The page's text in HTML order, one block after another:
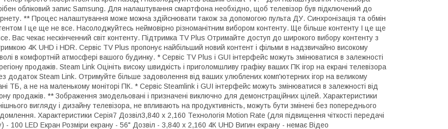
обліковий запис Samsung. Для налаштування смартфона необхідно, щоб телевізор був підключений до
** Процес налаштування може можна здійснювати також за допомогою пульта ДУ. Синхронізація та обмін
І це ще не все. Насолоджуйтесь неймовірно різноманітним вибором контенту. Ще більше контенту І це ще
Вас чекає нескінченний світ контенту. Підтримка TV Plus Отримайте доступ до широкого вибору контенту з
4K UHD і HDR. Сервіс TV Plus пропонує найбільший новий контент і фільми в надзвичайно високому
в комфортній атмосфері вашого будинку. * Сервіс TV Plus і GUI інтерфейс можуть змінюватися в залежності
продажів. Steam Link Оцініть високу швидкість і приголомшливу графіку ваших ПК ігор на екрані телевізора
додаток Steam Link. Отримуйте більше задоволення від ваших улюблених комп'ютерних ігор на великому
ТБ, а не на маленькому моніторі ПК. * Сервіс Steamlink і GUI інтерфейс можуть змінюватися в залежності від
продажів. ** Зображення змодельовані і призначені виключно для демонстраційних цілей. Характеристики
вигляду і дизайну телевізора, не впливають на продуктивність, можуть бути змінені без попереднього
Характеристики Серія7 Дозвіл3,840 x 2,160 Технологія Motion Rate (для підвищення чіткості передачі
- 100 LED Екран Розміри екрану - 56" Дозвіл - 3,840 x 2,160 4К UHD Вигин екрану - немає Відео